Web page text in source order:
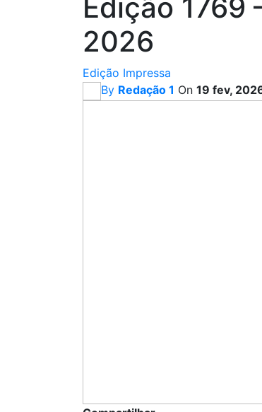
Edição 1769
2026
Edição Impressa
By Redação 1 On 19 fev,